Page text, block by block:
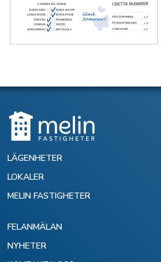
LÄGENHETER
LOKALER
MELIN FASTIGHETER
FELANMÄLAN
NYHETER